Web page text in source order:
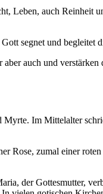
Leben, auch Reinheit
segnet und begleitet
auch und
Im Mittelalter
Rose, zumal einer roten
der Gottesmutter,